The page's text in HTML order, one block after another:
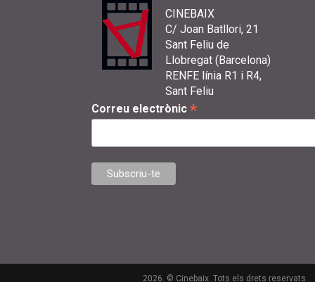
CINEBAIX
C/ Joan Batllori, 21
Sant Feliu de
Llobregat (Barcelona)
RENFE línia R1 i R4,
Sant Feliu
Correu electrònic *
2026. © Cinebaix. Tots els drets reservats.